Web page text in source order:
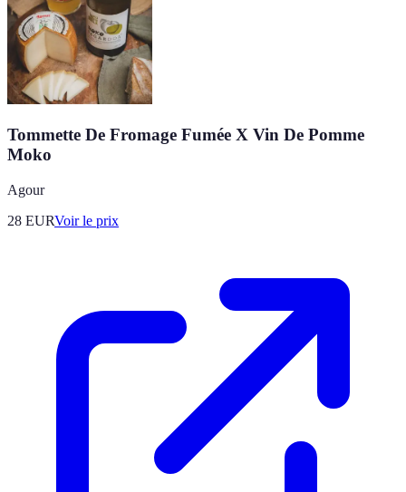
Tommette De Fromage Fumée X Vin De Pomme
Moko
Agour
28 EURVoir le prix